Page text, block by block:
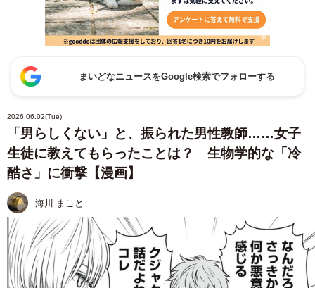
まいどなニュースをGoogle検索でフォローする
2026.06.02(Tue)
「男らしくない」と、振られた男性教師……女子
生徒に教えてもらったことは？ 生物学的な「冷
酷さ」に衝撃【漫画】
海川 まこと